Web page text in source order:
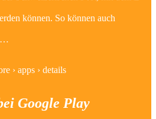
können. So können auch
…
› apps › details
Google Play